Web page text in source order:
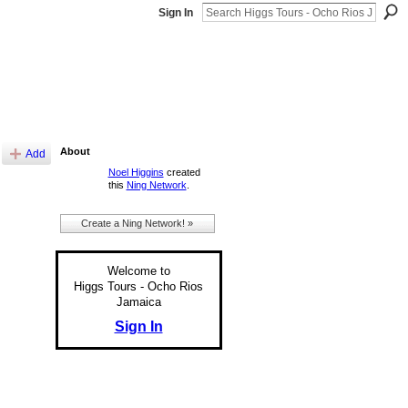
Sign In
Add
About
Noel Higgins created
this Ning Network
Create a Ning Network! »
Welcome to
Higgs Tours - Ocho Rios
Jamaica
Sign In